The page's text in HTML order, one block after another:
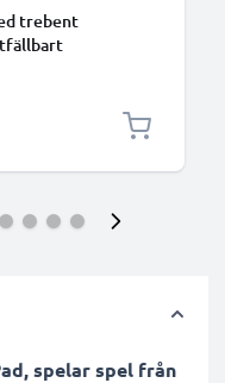
trebent
GoPro -
spelar spel från